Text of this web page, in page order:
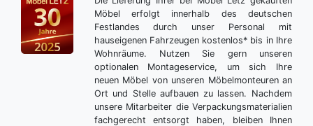
Möbel erfolgt innerhalb des deutschen
Festlandes durch unser Personal mit
hauseigenen Fahrzeugen kostenlos* bis in Ihre
Wohnräume. Nutzen Sie gern unseren
optionalen Montageservice, um sich Ihre
neuen Möbel von unseren Möbelmonteuren an
Ort und Stelle aufbauen zu lassen. Nachdem
unsere Mitarbeiter die Verpackungsmaterialien
fachgerecht entsorgt haben, bleiben Ihnen